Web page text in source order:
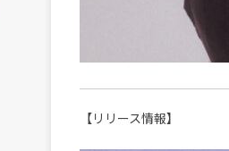
【リリース情報】